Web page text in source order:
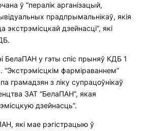
ў “пералік арганізацый,
прадпрымальнікаў, якія
дзейнасці”, які
БелаПАН у гэты спіс прыняў КДБ 1
“Экстрэмісцкім фарміраваннем”
грамадзян з ліку супрацоўнікаў
ЗАТ “БелаПАН”, якая
дзейнасць”.
які мае рэгістрацыю ў